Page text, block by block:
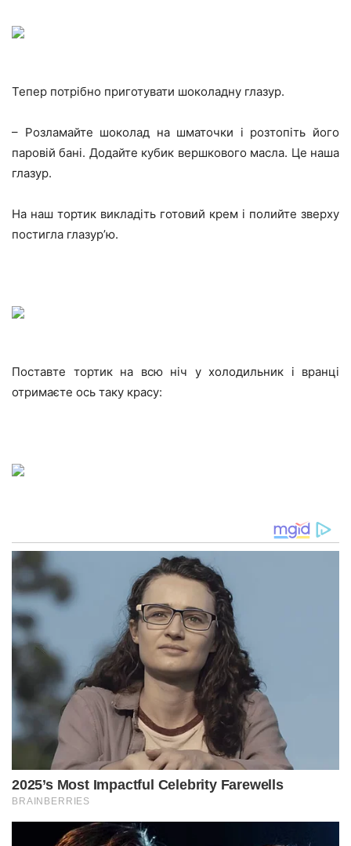
Тепер потрібно приготувати шоколадну глазур.
– Розламайте шоколад на шматочки і розтопіть його
паровій бані. Додайте кубик вершкового масла. Це наша
глазур.
На наш тортик викладіть готовий крем і полийте зверху
постигла глазур’ю.
Поставте тортик на всю ніч у холодильник і вранці
отримаєте ось таку красу: